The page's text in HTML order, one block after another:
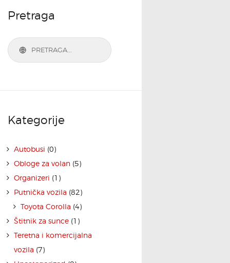
Pretraga
Kategorije
Autobusi (0)
Obloge za volan (5)
Organizeri (1)
Putnička vozila (82)
Toyota Corolla (4)
Štitnik za sunce (1)
Teretna i komercijalna
vozila (7)